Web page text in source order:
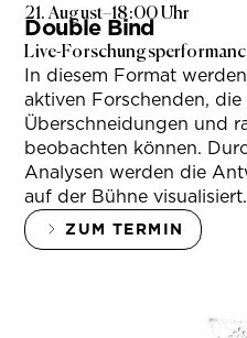
21. August–18:00 Uhr
Double Bind
Live-
In diesem Format
aktiven Forschenden,
Überschneidungen und
beobachten können.
Analysen werden die
auf der Bühne visualisiert.
ZUM TERMIN